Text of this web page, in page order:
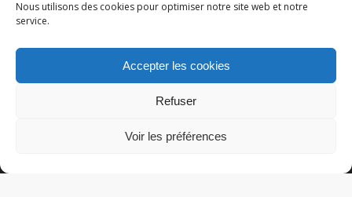
Nous utilisons des cookies pour optimiser notre site web et notre
service.
Accepter les cookies
Refuser
Voir les préférences